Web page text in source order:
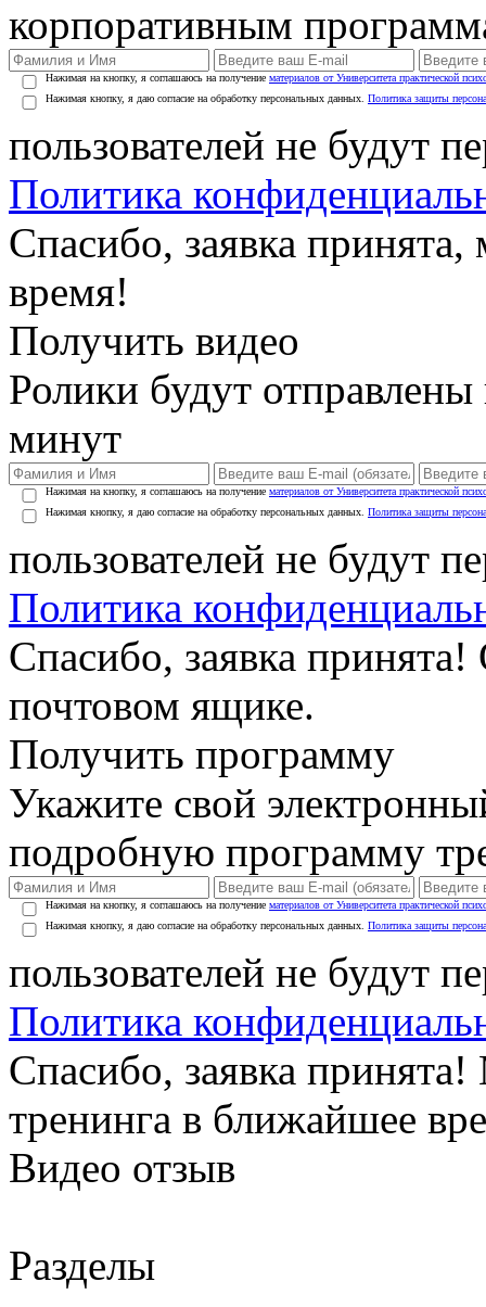
корпоративным
Нажимая на кнопку, я соглашаюсь на получение материалов от Университета практической
Нажимая кнопку, я даю согласие на обработку персональных данных. Политика защиты
пользователей не будут
Политика
Спасибо, заявка
время!
Получить видео
Ролики будут
минут
Нажимая на кнопку, я соглашаюсь на получение материалов от Университета практической
Нажимая кнопку, я даю согласие на обработку персональных данных. Политика защиты
пользователей не будут
Политика
Спасибо, заявка
почтовом ящике.
Получить программу
Укажите свой
подробную программу
Нажимая на кнопку, я соглашаюсь на получение материалов от Университета практической
Нажимая кнопку, я даю согласие на обработку персональных данных. Политика защиты
пользователей не будут
Политика
Спасибо, заявка
тренинга в ближайшее
Видео отзыв
Разделы